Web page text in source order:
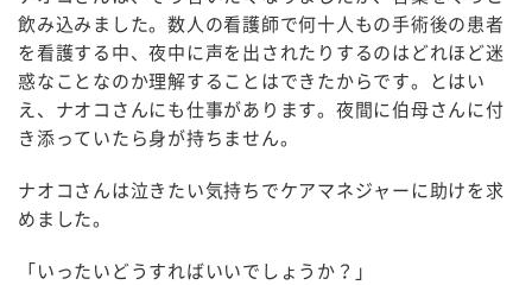
飲み込みました。数人の看護師で何十人もの手術後の患者
を看護する中、夜中に声を出されたりするのはどれほど迷
惑なことなのか理解することはできたからです。とはい
え、ナオコさんにも仕事があります。夜間に伯母さんに付
き添っていたら身が持ちません。
ナオコさんは泣きたい気持ちでケアマネジャーに助けを求
めました。
「いったいどうすればいいでしょうか？」